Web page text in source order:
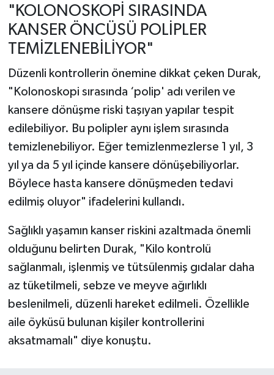
"KOLONOSKOPİ SIRASINDA
KANSER ÖNCÜSÜ POLİPLER
TEMİZLENEBİLİYOR"
Düzenli kontrollerin önemine dikkat çeken Durak,
"Kolonoskopi sırasında ‘polip' adı verilen ve
kansere dönüşme riski taşıyan yapılar tespit
edilebiliyor. Bu polipler aynı işlem sırasında
temizlenebiliyor. Eğer temizlenmezlerse 1 yıl, 3
yıl ya da 5 yıl içinde kansere dönüşebiliyorlar.
Böylece hasta kansere dönüşmeden tedavi
edilmiş oluyor" ifadelerini kullandı.
Sağlıklı yaşamın kanser riskini azaltmada önemli
olduğunu belirten Durak, "Kilo kontrolü
sağlanmalı, işlenmiş ve tütsülenmiş gıdalar daha
az tüketilmeli, sebze ve meyve ağırlıklı
beslenilmeli, düzenli hareket edilmeli. Özellikle
aile öyküsü bulunan kişiler kontrollerini
aksatmamalı" diye konuştu.